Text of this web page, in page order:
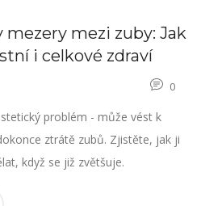
mezi zuby: Jak
i celkové zdraví
0
problém - může vést k
ztrátě zubů. Zjistěte, jak ji
když se již zvětšuje.